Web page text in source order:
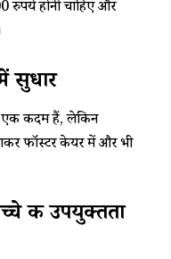
होनी चाहिए और
सुधार
एक कदम हैं, लेकिन
फॉस्टर केयर में और भी
की उपयुक्तता